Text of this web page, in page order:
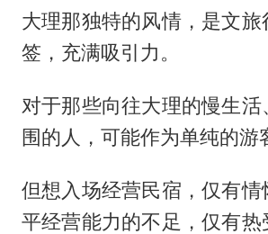
大理那独特的风情，是文
签，充满吸引力。
对于那些向往大理的慢生活
围的人，可能作为单纯的游
但想入场经营民宿，仅有情
平经营能力的不足，仅有